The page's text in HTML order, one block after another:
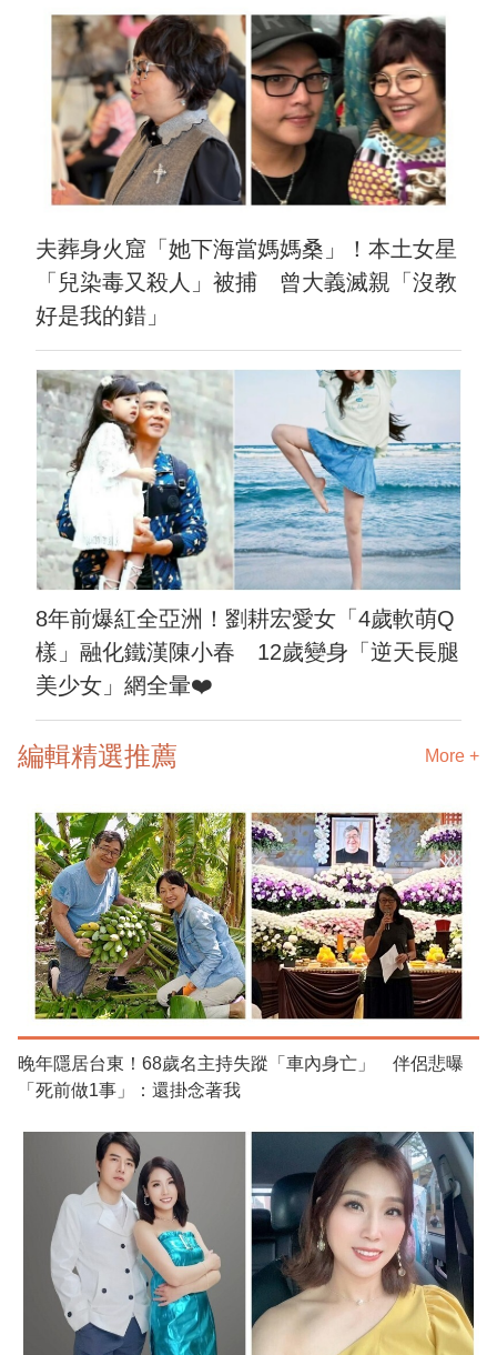
夫葬身火窟「她下海當媽媽桑」！本土女星
「兒染毒又殺人」被捕 曾大義滅親「沒教
好是我的錯」
8年前爆紅全亞洲！劉耕宏愛女「4歲軟萌Q
樣」融化鐵漢陳小春 12歲變身「逆天長腿
美少女」網全暈❤️
編輯精選推薦 More +
晚年隱居台東！68歲名主持失蹤「車內身亡」 伴侶悲曝
「死前做1事」：還掛念著我